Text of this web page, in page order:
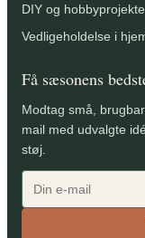
DIY og
Vedligeholdelse i
Få sæsonens
Modtag små,
mail med udvalgte
støj.